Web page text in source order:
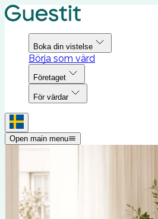
Boka din vistelse
Börja som värd
Företaget
För värdar
Open main menu